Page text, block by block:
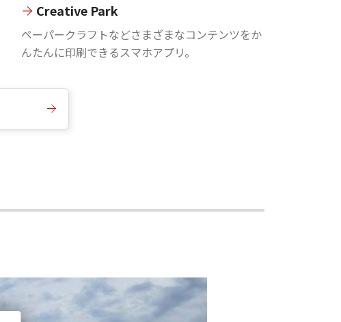
Creative Park
ペーパークラフトなどさまざまなコンテンツをか
んたんに印刷できるスマホアプリ。